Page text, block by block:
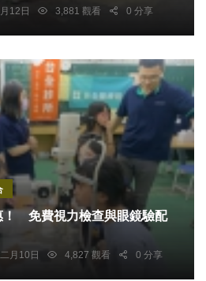
12日 3,881 觀看 0 分享
！ 免費視力檢查與眼鏡驗配
月10日 4,827 觀看 0 分享